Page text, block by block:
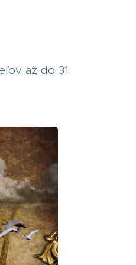
až do 31.